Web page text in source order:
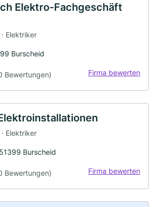
Elektro-Fachgeschäft
Elektriker
Burscheid
Bewertungen) Firma bewerten
Elektriker
Burscheid
Bewertungen) Firma bewerten